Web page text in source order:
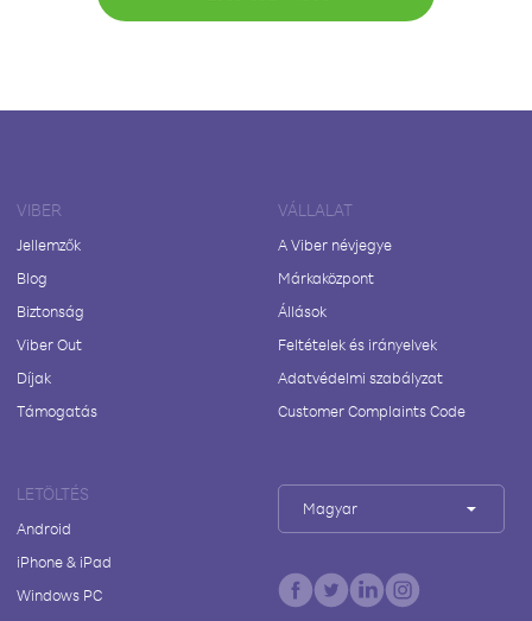
VIBER
Jellemzők
Blog
Biztonság
Viber Out
Díjak
Támogatás
VÁLLALAT
A Viber névjegye
Márkaközpont
Állások
Feltételek és irányelvek
Adatvédelmi szabályzat
Customer Complaints Code
LETÖLTÉS
Android
iPhone & iPad
Windows PC
Magyar